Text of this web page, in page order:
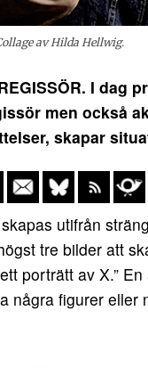
av Hilda Hellwig.
I dag
men också
skapar
utifrån
tre bilder att
porträtt av X.”
några figurer eller